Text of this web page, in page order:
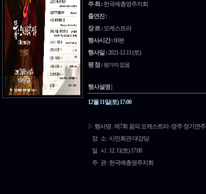
주 최 : 한국예총영주지회
출연진 :
장 르 : 오케스트라
행사시간 :60분
행사일 :2021-12-11 (토)
평 점 :평가자 없음
행사설명 |
12월 11일(토) 17:00
▷ 행사명 : 제7회 꿈의 오케스트라 -영주 정기연
장 소 : 시민회관 대강당
일 시 : 12. 11(토) 17:00
주 관 : 한국예총영주지회